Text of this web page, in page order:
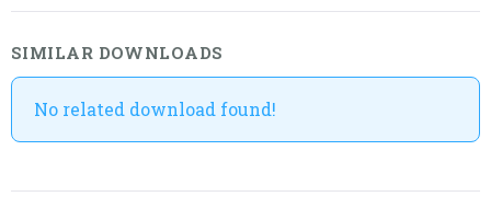
SIMILAR DOWNLOADS
No related download found!